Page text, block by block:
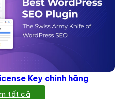
Key chính hãng
tất cả